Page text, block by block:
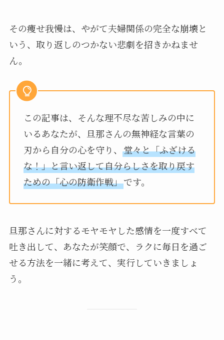
その痩せ我慢は、やがて夫婦関係の完全な崩壊と
いう、取り返しのつかない悲劇を招きかねませ
ん。
この記事は、そんな理不尽な苦しみの中に
いるあなたが、旦那さんの無神経な言葉の
刃から自分の心を守り、 堂々と「ふざける
な！」と言い返して自分らしさを取り戻す
ための「心の防衛作戦」です。
旦那さんに対するモヤモヤした感情を一度すべて
吐き出して、あなたが笑顔で、ラクに毎日を過ご
せる方法を一緒に考えて、実行していきましょ
う。